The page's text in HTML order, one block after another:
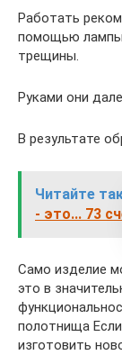
Работать
помощью лампы
трещины.
Руками они
В результате
Читайте
- это... 73
Само изделие
это в
полотнища
изготовить